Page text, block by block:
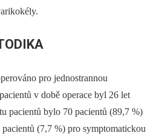
pro jednostrannou
v době operace byl 26 let
pacientů bylo 70 pacientů (89,7 %)
(7,7 %) pro symptomatickou